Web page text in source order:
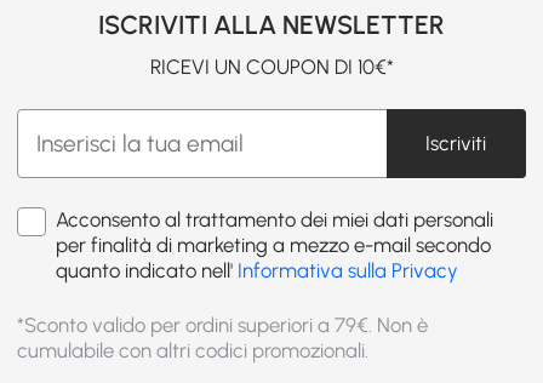
ISCRIVITI ALLA NEWSLETTER
RICEVI UN COUPON DI 10€*
Iscriviti
Acconsento al trattamento dei miei dati personali
per finalità di marketing a mezzo e-mail secondo
quanto indicato nell' Informativa sulla Privacy
*Sconto valido per ordini superiori a 79€. Non è
cumulabile con altri codici promozionali.